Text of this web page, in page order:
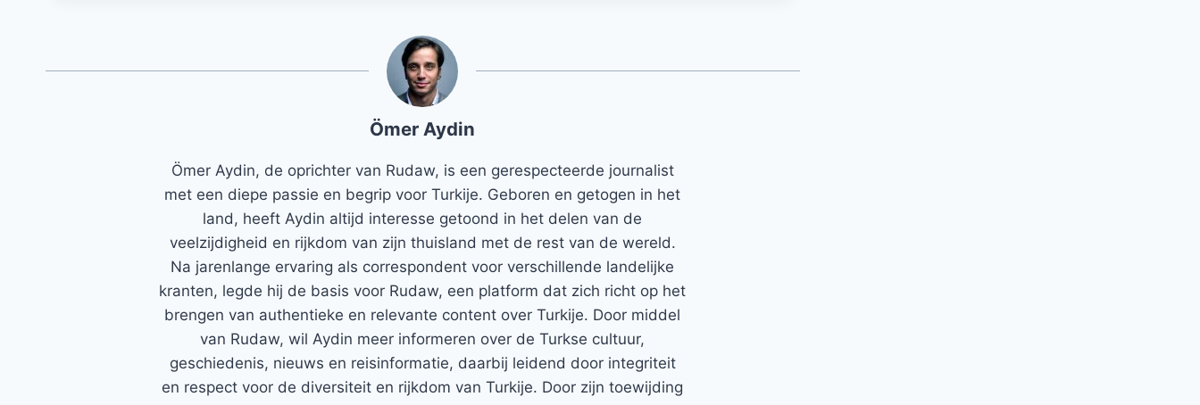
Ömer Aydin
Ömer Aydin, de oprichter van Rudaw, is een gerespecteerde journalist
met een diepe passie en begrip voor Turkije. Geboren en getogen in het
land, heeft Aydin altijd interesse getoond in het delen van de
veelzijdigheid en rijkdom van zijn thuisland met de rest van de wereld.
Na jarenlange ervaring als correspondent voor verschillende landelijke
kranten, legde hij de basis voor Rudaw, een platform dat zich richt op het
brengen van authentieke en relevante content over Turkije. Door middel
van Rudaw, wil Aydin meer informeren over de Turkse cultuur,
geschiedenis, nieuws en reisinformatie, daarbij leidend door integriteit
en respect voor de diversiteit en rijkdom van Turkije. Door zijn toewijding